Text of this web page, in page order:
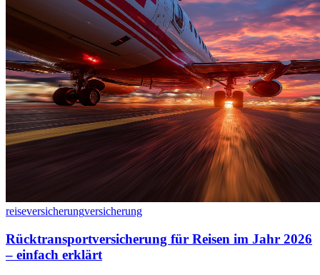
reiseversicherungversicherung
Rücktransportversicherung für Reisen im Jahr 2026
– einfach erklärt